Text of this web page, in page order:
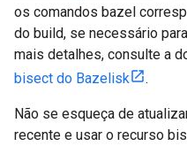
os comandos bazel
do build, se necessário
mais detalhes, consulte a
bisect do Bazelisk
.
Não se esqueça de
recente e usar o recurso